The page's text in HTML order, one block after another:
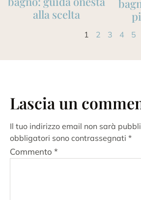
alla scelta
1 2 3 4 5
Lascia un
Il tuo indirizzo email non sarà
obbligatori sono contrassegnati *
Commento *